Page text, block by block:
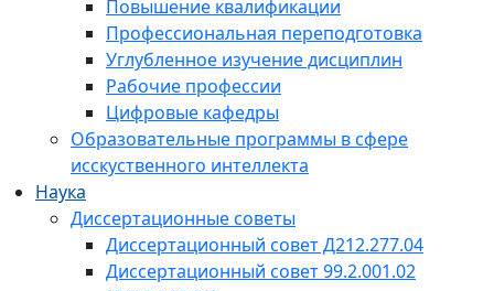
Повышение квалификации
Профессиональная переподготовка
Углубленное изучение дисциплин
Рабочие профессии
Цифровые кафедры
Образовательные программы в сфере
исскуственного интеллекта
Наука
Диссертационные советы
Диссертационный совет Д212.277.04
Диссертационный совет 99.2.001.02